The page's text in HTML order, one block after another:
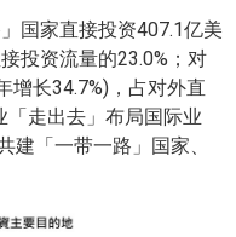
国家直接投资407.1亿美
投资流量的23.0%；对
增长34.7%)，占对外直
「走出去」布局国际业
建「一带一路」国家、